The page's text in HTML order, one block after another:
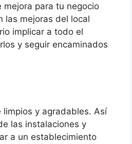
mejora para tu negocio
las mejoras del local
implicar a todo el
y seguir encaminados
y agradables. Así
las instalaciones y
a un establecimiento